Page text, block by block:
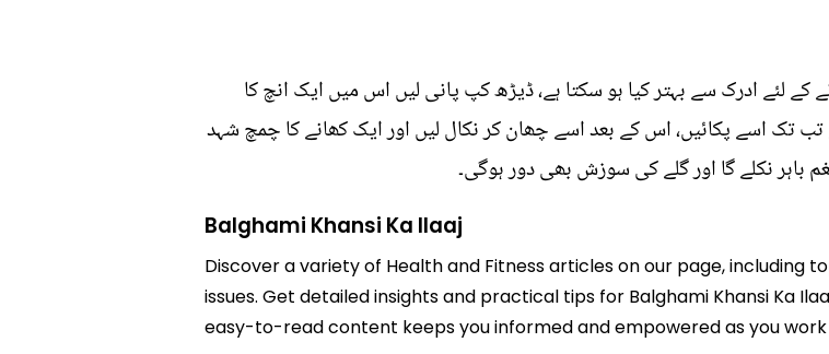
لئے ادرک سے بہتر کیا ہو سکتا ہے، ڈیڑھ کپ پانی لیں اس میں ایک انچ کا
تک اسے پکائیں، اس کے بعد اسے چھان کر نکال لیں اور ایک کھانے کا چمچ شہد
باہر نکلے گا اور گلے کی سوزش بھی دور ہوگی۔
Balghami Khansi Ka Ilaaj
Discover a variety of Health and Fitness articles on our page, including
issues. Get detailed insights and practical tips for Balghami Khansi Ka
easy-to-read content keeps you informed and empowered as you